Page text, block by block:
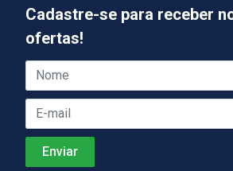
Cadastre-se para receber
ofertas!